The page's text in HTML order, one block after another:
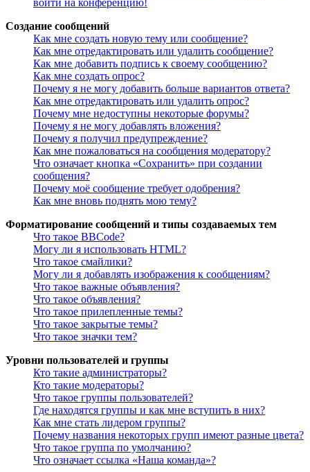
войти на конференцию!
Создание сообщений
Как мне создать новую тему или сообщение?
Как мне отредактировать или удалить сообщение?
Как мне добавить подпись к своему сообщению?
Как мне создать опрос?
Почему я не могу добавить больше вариантов ответа?
Как мне отредактировать или удалить опрос?
Почему мне недоступны некоторые форумы?
Почему я не могу добавлять вложения?
Почему я получил предупреждение?
Как мне пожаловаться на сообщения модератору?
Что означает кнопка «Сохранить» при создании
сообщения?
Почему моё сообщение требует одобрения?
Как мне вновь поднять мою тему?
Форматирование сообщений и типы создаваемых тем
Что такое BBCode?
Могу ли я использовать HTML?
Что такое смайлики?
Могу ли я добавлять изображения к сообщениям?
Что такое важные объявления?
Что такое объявления?
Что такое прилепленные темы?
Что такое закрытые темы?
Что такое значки тем?
Уровни пользователей и группы
Кто такие администраторы?
Кто такие модераторы?
Что такое группы пользователей?
Где находятся группы и как мне вступить в них?
Как мне стать лидером группы?
Почему названия некоторых групп имеют разные цвета?
Что такое группа по умолчанию?
Что означает ссылка «Наша команда»?